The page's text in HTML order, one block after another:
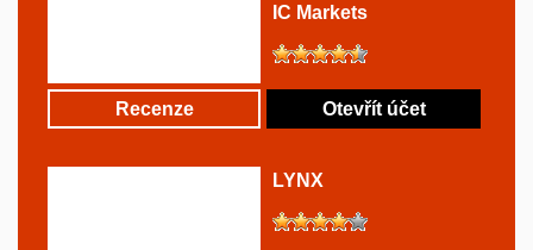
IC Markets
Recenze Otevřít účet
LYNX